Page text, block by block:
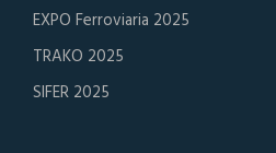
EXPO Ferroviaria 2025
TRAKO 2025
SIFER 2025